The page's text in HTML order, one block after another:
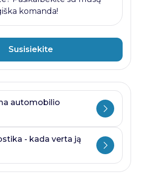
komanda!
Susisiekite
automobilio
nuo kompiuterines
baigiasi papildomais
- kada verta ją